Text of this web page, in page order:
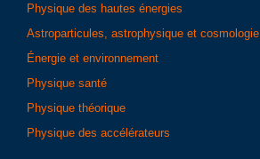
Physique des hautes énergies
Astroparticules, astrophysique et cosmologie
Énergie et environnement
Physique santé
Physique théorique
Physique des accélérateurs